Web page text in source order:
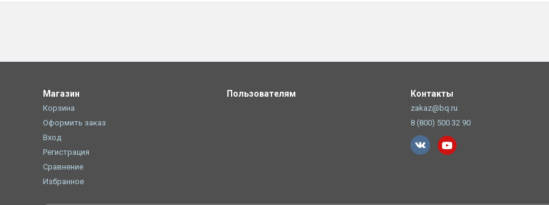
Магазин
Корзина
Оформить заказ
Вход
Регистрация
Сравнение
Избранное
Пользователям Контакты
zakaz@bq.ru
8 (800) 500 32 90